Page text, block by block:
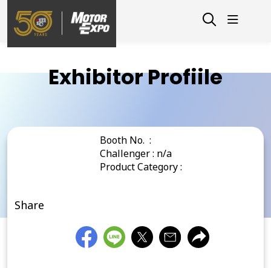
Exhibitor Profiile
Booth No. :
Challenger : n/a
Product Category :
Share